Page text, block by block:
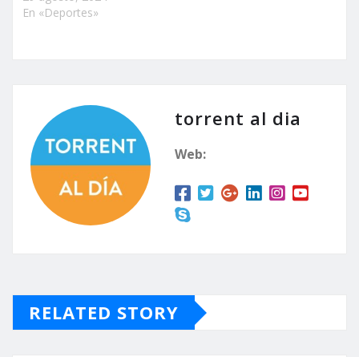
En «Deportes»
torrent al dia
Web:
RELATED STORY